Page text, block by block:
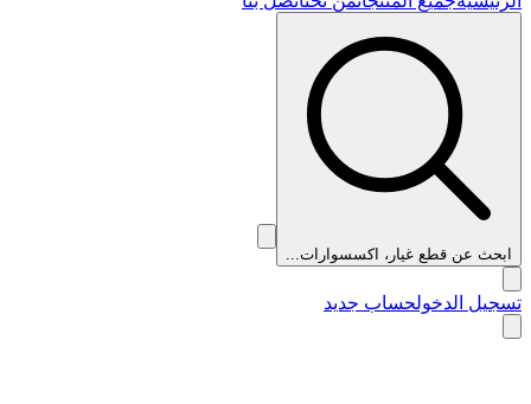
ابحث عن قطع غيار، اكسسوارات...
تسجيل الدخولحساب جديد